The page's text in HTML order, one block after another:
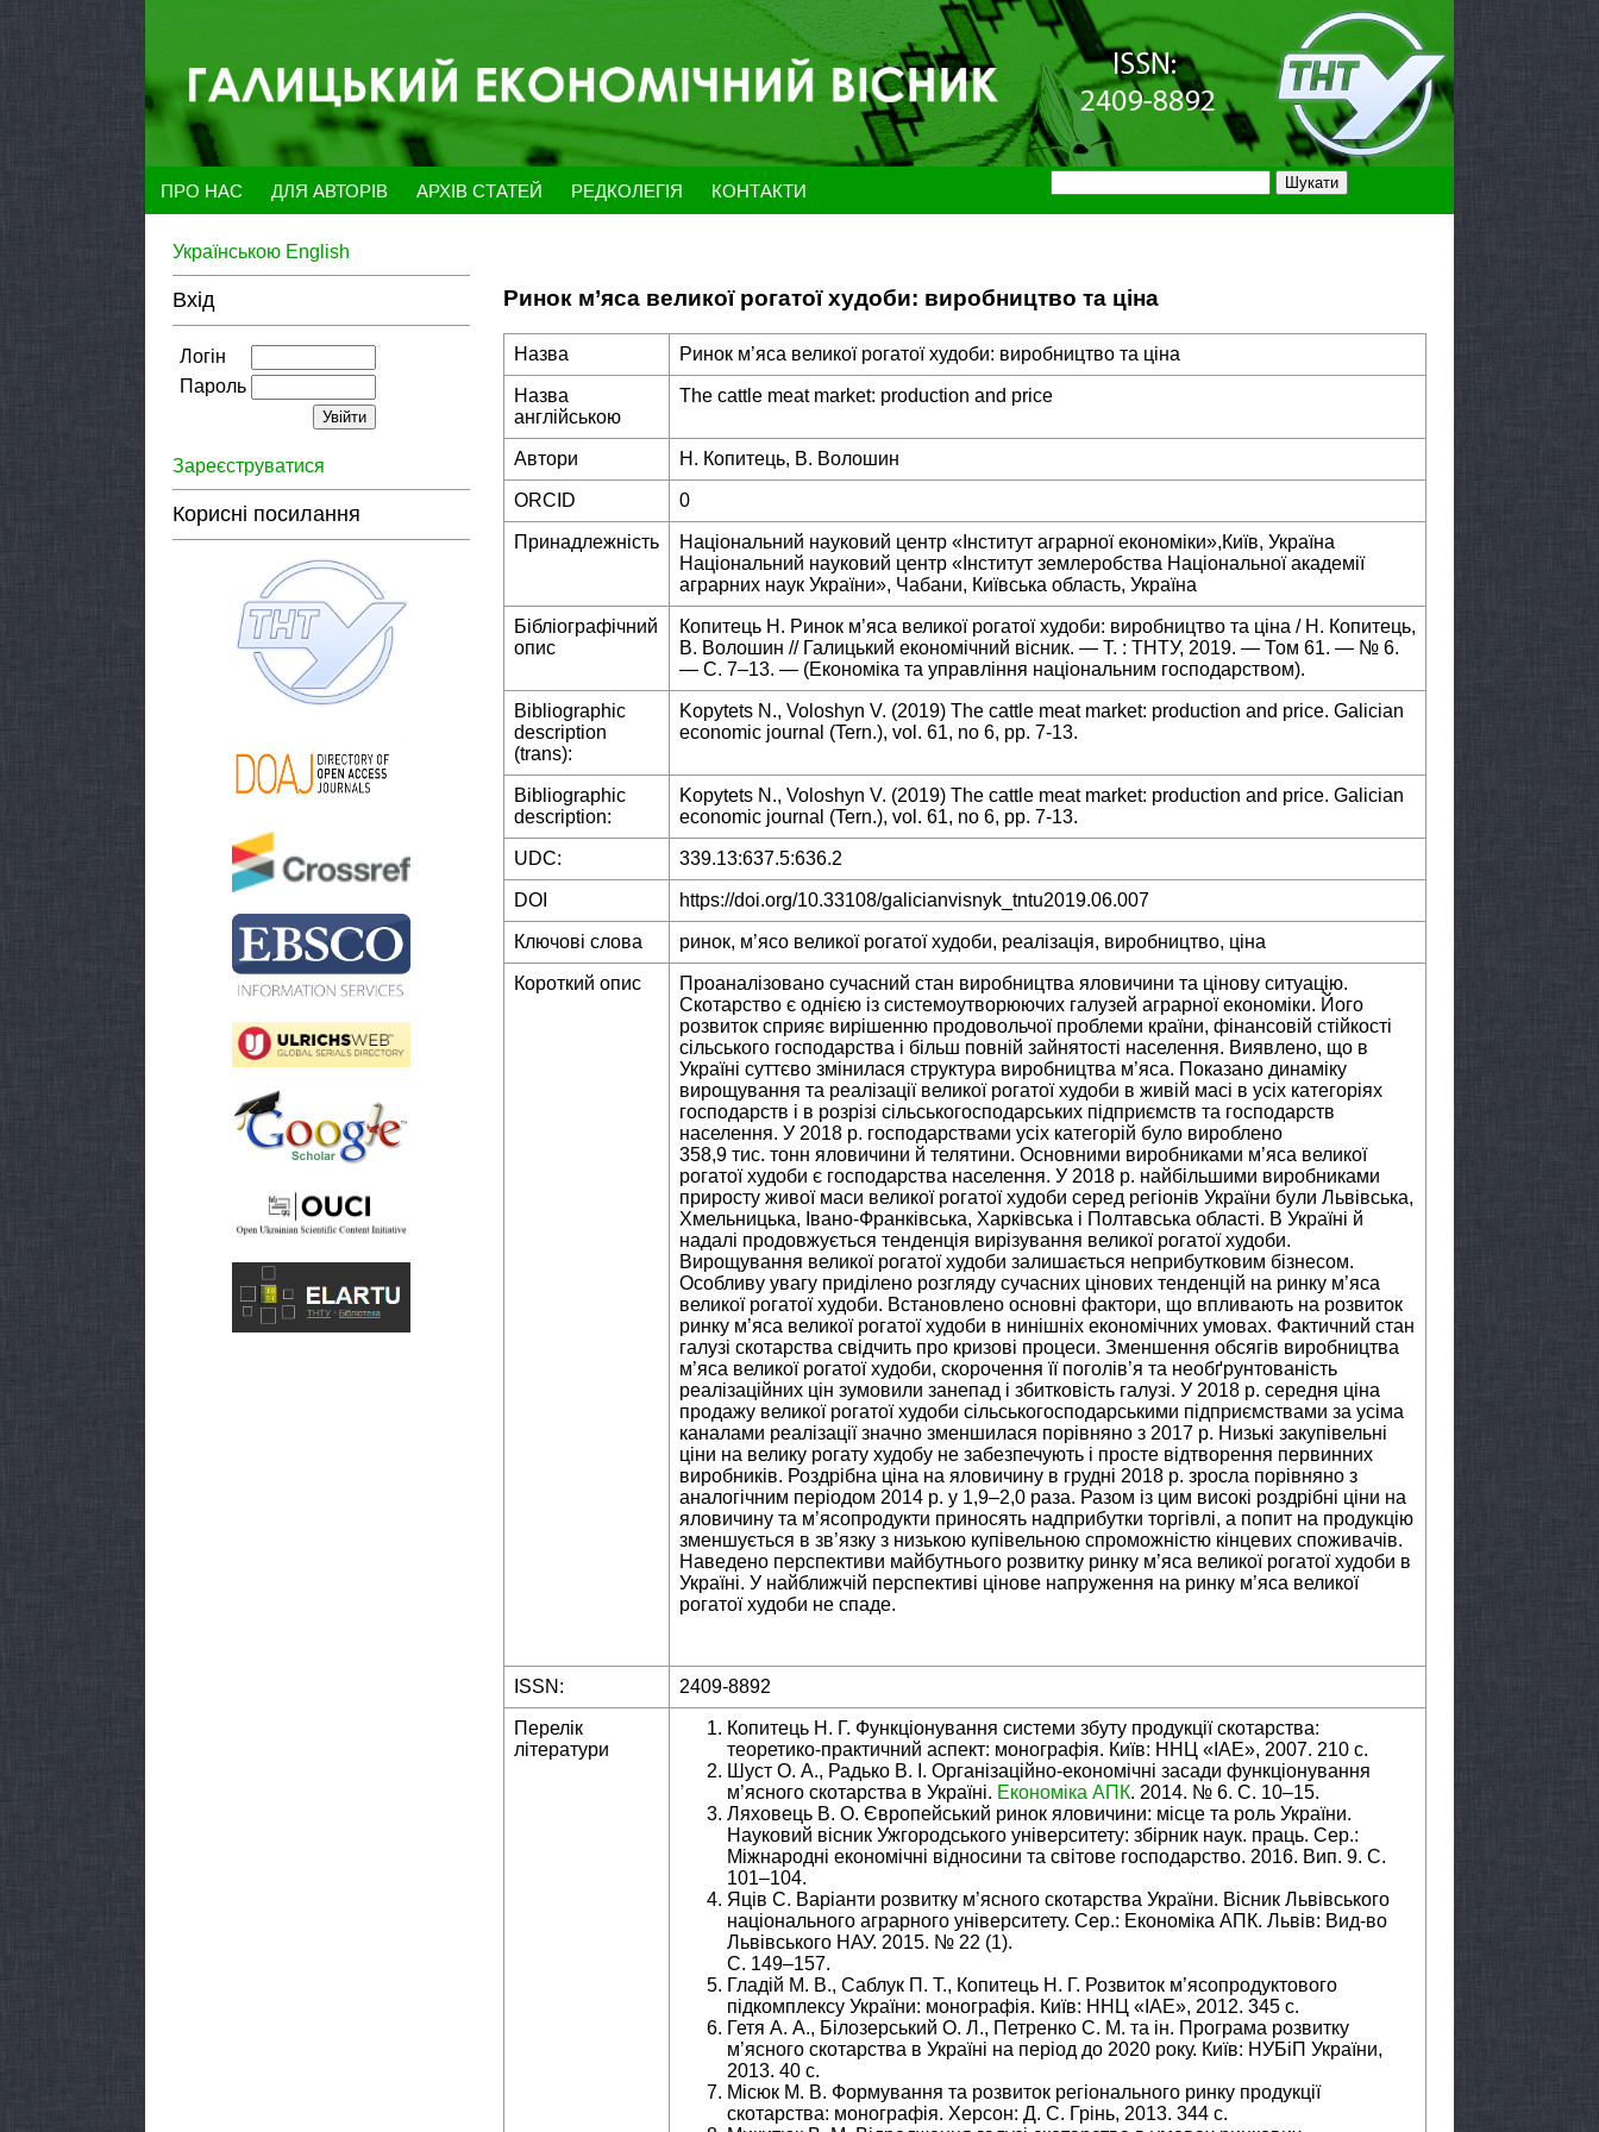
ПРО НАС ДЛЯ АВТОРІВ АРХІВ СТАТЕЙ РЕДКОЛЕГІЯ КОНТАКТИ
Українською English
Вхід
Логін
Пароль
Зареєструватися
Корисні посилання
Ринок м’яса великої рогатої худоби: виробництво та ціна
Назва Ринок м’яса великої рогатої худоби: виробництво та ціна
Назва
англійською
The cattle meat market: production and price
Автори Н. Копитець, В. Волошин
ORCID 0
Принадлежність
Національний науковий центр «Інститут аграрної економіки»,Київ, Україна
Національний науковий центр «Інститут землеробства Національної академії
аграрних наук України», Чабани, Київська область, Україна
Бібліографічний
опис
Копитець Н. Ринок м’яса великої рогатої худоби: виробництво та ціна / Н. Копитець,
В. Волошин // Галицький економічний вісник. — Т. : ТНТУ, 2019. — Том 61. — № 6.
— С. 7–13. — (Економіка та управління національним господарством).
Bibliographic
description
(trans):
Kopytets N., Voloshyn V. (2019) The cattle meat market: production and price. Galician
economic journal (Tern.), vol. 61, no 6, pp. 7-13.
Bibliographic
description:
Kopytets N., Voloshyn V. (2019) The cattle meat market: production and price. Galician
economic journal (Tern.), vol. 61, no 6, pp. 7-13.
UDC: 339.13:637.5:636.2
DOI https://doi.org/10.33108/galicianvisnyk_tntu2019.06.007
Ключові слова ринок, м’ясо великої рогатої худоби, реалізація, виробництво, ціна
Короткий опис
Проаналізовано сучасний стан виробництва яловичини та цінову ситуацію.
Скотарство є однією із системоутворюючих галузей аграрної економіки. Його
розвиток сприяє вирішенню продовольчої проблеми країни, фінансовій стійкості
сільського господарства і більш повній зайнятості населення. Виявлено, що в
Україні суттєво змінилася структура виробництва м’яса. Показано динаміку
вирощування та реалізації великої рогатої худоби в живій масі в усіх категоріях
господарств і в розрізі сільськогосподарських підприємств та господарств
населення. У 2018 р. господарствами усіх категорій було вироблено
358,9 тис. тонн яловичини й телятини. Основними виробниками м’яса великої
рогатої худоби є господарства населення. У 2018 р. найбільшими виробниками
приросту живої маси великої рогатої худоби серед регіонів України були Львівська,
Хмельницька, Івано-Франківська, Харківська і Полтавська області. В Україні й
надалі продовжується тенденція вирізування великої рогатої худоби.
Вирощування великої рогатої худоби залишається неприбутковим бізнесом.
Особливу увагу приділено розгляду сучасних цінових тенденцій на ринку м’яса
великої рогатої худоби. Встановлено основні фактори, що впливають на розвиток
ринку м’яса великої рогатої худоби в нинішніх економічних умовах. Фактичний стан
галузі скотарства свідчить про кризові процеси. Зменшення обсягів виробництва
м’яса великої рогатої худоби, скорочення її поголів’я та необґрунтованість
реалізаційних цін зумовили занепад і збитковість галузі. У 2018 р. середня ціна
продажу великої рогатої худоби сільськогосподарськими підприємствами за усіма
каналами реалізації значно зменшилася порівняно з 2017 р. Низькі закупівельні
ціни на велику рогату худобу не забезпечують і просте відтворення первинних
виробників. Роздрібна ціна на яловичину в грудні 2018 р. зросла порівняно з
аналогічним періодом 2014 р. у 1,9–2,0 раза. Разом із цим високі роздрібні ціни на
яловичину та м’ясопродукти приносять надприбутки торгівлі, а попит на продукцію
зменшується в зв’язку з низькою купівельною спроможністю кінцевих споживачів.
Наведено перспективи майбутнього розвитку ринку м’яса великої рогатої худоби в
Україні. У найближчій перспективі цінове напруження на ринку м’яса великої
рогатої худоби не спаде.
ISSN: 2409-8892
Перелік
літератури
Копитець Н. Г. Функціонування системи збуту продукції скотарства:
теоретико-практичний аспект: монографія. Київ: ННЦ «ІАЕ», 2007. 210 с.
Шуст О. А., Радько В. І. Організаційно-економічні засади функціонування
м’ясного скотарства в Україні. Економіка АПК. 2014. № 6. С. 10–15.
Ляховець В. О. Європейський ринок яловичини: місце та роль України.
Науковий вісник Ужгородського університету: збірник наук. праць. Сер.:
Міжнародні економічні відносини та світове господарство. 2016. Вип. 9. С.
101–104.
Яців С. Варіанти розвитку м’ясного скотарства України. Вісник Львівського
національного аграрного університету. Сер.: Економіка АПК. Львів: Вид-во
Львівського НАУ. 2015. № 22 (1).
С. 149–157.
Гладій М. В., Саблук П. Т., Копитець Н. Г. Розвиток м’ясопродуктового
підкомплексу України: монографія. Київ: ННЦ «ІАЕ», 2012. 345 с.
Гетя А. А., Білозерський О. Л., Петренко С. М. та ін. Програма розвитку
м’ясного скотарства в Україні на період до 2020 року. Київ: НУБіП України,
2013. 40 с.
Місюк М. В. Формування та розвиток регіонального ринку продукції
скотарства: монографія. Херсон: Д. С. Грінь, 2013. 344 с.